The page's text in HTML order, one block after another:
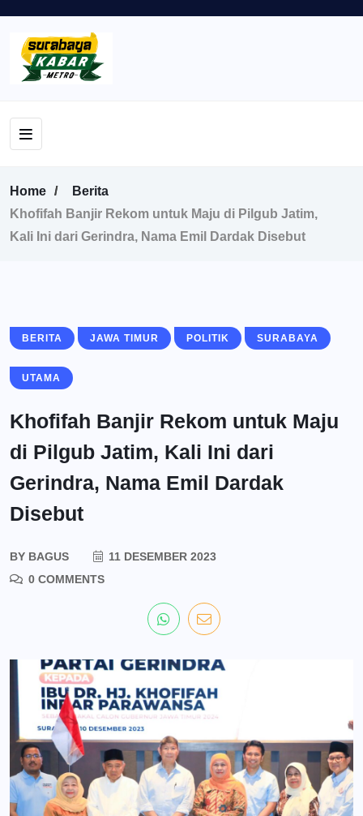
Home
Berita
Khofifah Banjir Rekom untuk Maju di Pilgub Jatim,
Kali Ini dari Gerindra, Nama Emil Dardak Disebut
BERITA JAWA TIMUR POLITIK SURABAYA
UTAMA
Khofifah Banjir Rekom untuk Maju
di Pilgub Jatim, Kali Ini dari
Gerindra, Nama Emil Dardak
Disebut
BY BAGUS
11 DESEMBER 2023
0 COMMENTS